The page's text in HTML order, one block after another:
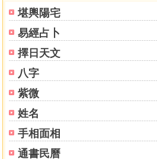
堪輿陽宅
易經占卜
擇日天文
八字
紫微
姓名
手相面相
通書民曆